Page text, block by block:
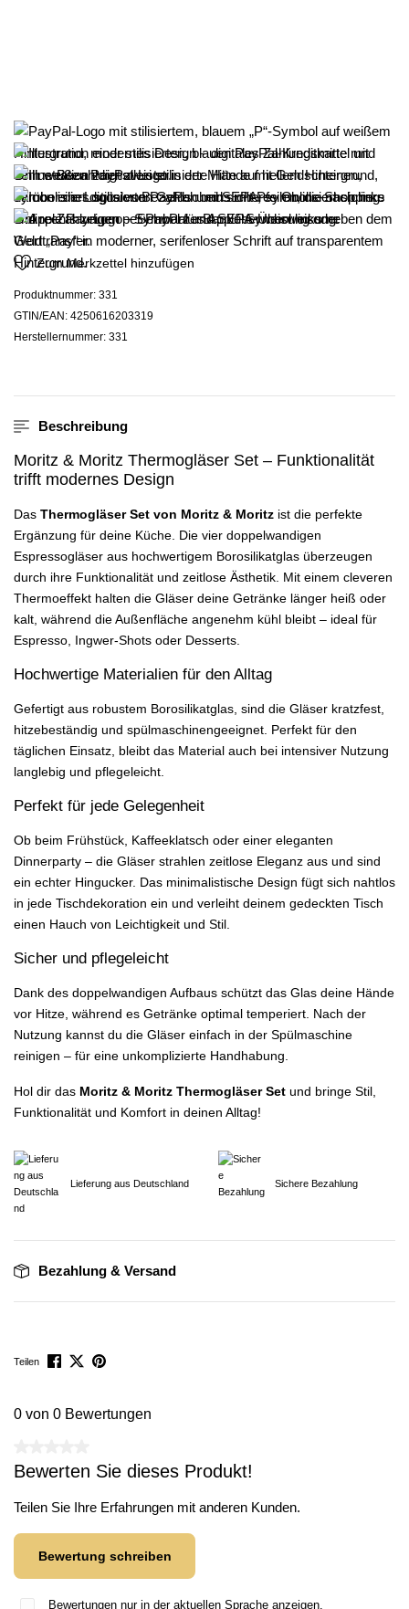
Zum Merkzettel hinzufügen
Produktnummer: 331
GTIN/EAN: 4250616203319
Herstellernummer: 331
Beschreibung
Moritz & Moritz Thermogläser Set – Funktionalität
trifft modernes Design
Das Thermogläser Set von Moritz & Moritz ist die perfekte
Ergänzung für deine Küche. Die vier doppelwandigen
Espressogläser aus hochwertigem Borosilikatglas überzeugen
durch ihre Funktionalität und zeitlose Ästhetik. Mit einem cleveren
Thermoeffekt halten die Gläser deine Getränke länger heiß oder
kalt, während die Außenfläche angenehm kühl bleibt – ideal für
Espresso, Ingwer-Shots oder Desserts.
Hochwertige Materialien für den Alltag
Gefertigt aus robustem Borosilikatglas, sind die Gläser kratzfest,
hitzebeständig und spülmaschinengeeignet. Perfekt für den
täglichen Einsatz, bleibt das Material auch bei intensiver Nutzung
langlebig und pflegeleicht.
Perfekt für jede Gelegenheit
Ob beim Frühstück, Kaffeeklatsch oder einer eleganten
Dinnerparty – die Gläser strahlen zeitlose Eleganz aus und sind
ein echter Hingucker. Das minimalistische Design fügt sich nahtlos
in jede Tischdekoration ein und verleiht deinem gedeckten Tisch
einen Hauch von Leichtigkeit und Stil.
Sicher und pflegeleicht
Dank des doppelwandigen Aufbaus schützt das Glas deine Hände
vor Hitze, während es Getränke optimal temperiert. Nach der
Nutzung kannst du die Gläser einfach in der Spülmaschine
reinigen – für eine unkomplizierte Handhabung.
Hol dir das Moritz & Moritz Thermogläser Set und bringe Stil,
Funktionalität und Komfort in deinen Alltag!
Lieferung aus Deutschland Sichere Bezahlung
Bezahlung & Versand
Teilen
0 von 0 Bewertungen
Bewerten Sie dieses Produkt!
Teilen Sie Ihre Erfahrungen mit anderen Kunden.
Bewertung schreiben
Bewertungen nur in der aktuellen Sprache anzeigen.